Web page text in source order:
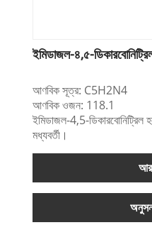
ইমিডাজল-৪,৫-
আণবিক সূত্র: C5H2N4
আণবিক ওজন: 118.1
ইমিডাজল-4,5-
মধ্যবর্তী।